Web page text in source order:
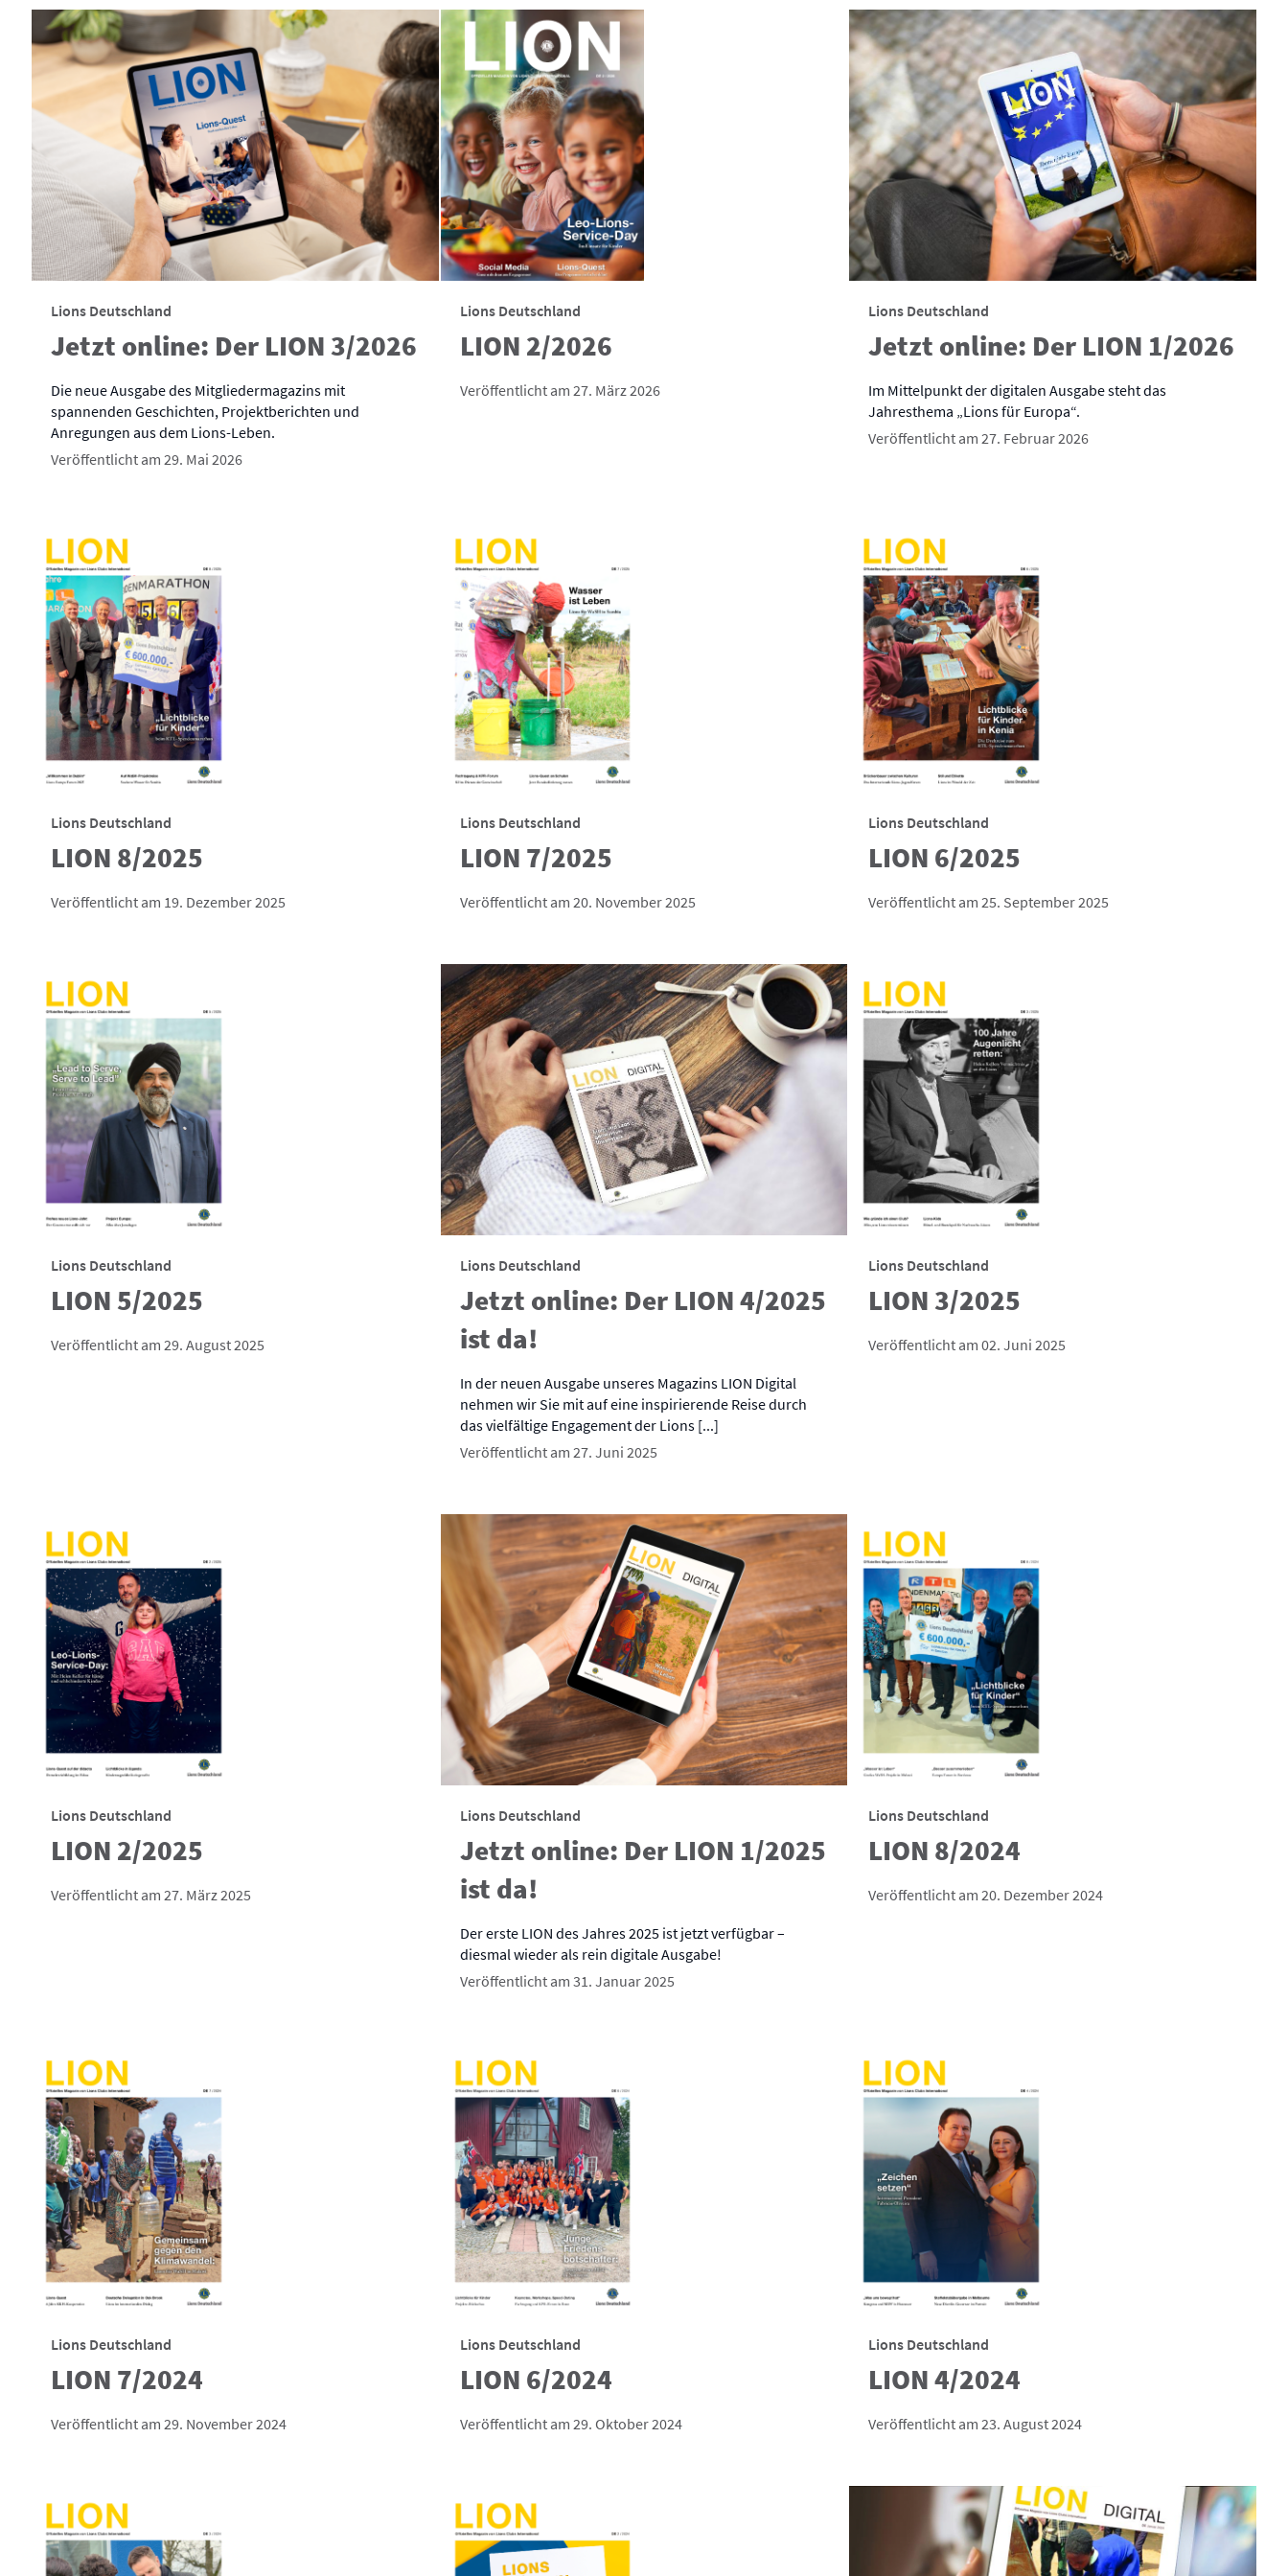
Lions Deutschland
Jetzt online: Der LION 3/2026
Die neue Ausgabe des Mitgliedermagazins mit
spannenden Geschichten, Projektberichten und
Anregungen aus dem Lions-Leben.
Veröffentlicht am 29. Mai 2026
Lions Deutschland
LION 2/2026
Veröffentlicht am 27. März 2026
Lions Deutschland
Jetzt online: Der LION 1/2026
Im Mittelpunkt der digitalen Ausgabe steht das
Jahresthema „Lions für Europa“.
Veröffentlicht am 27. Februar 2026
Lions Deutschland
LION 8/2025
Veröffentlicht am 19. Dezember 2025
Lions Deutschland
LION 7/2025
Veröffentlicht am 20. November 2025
Lions Deutschland
LION 6/2025
Veröffentlicht am 25. September 2025
Lions Deutschland
LION 5/2025
Veröffentlicht am 29. August 2025
Lions Deutschland
Jetzt online: Der LION 4/2025
ist da!
In der neuen Ausgabe unseres Magazins LION Digital
nehmen wir Sie mit auf eine inspirierende Reise durch
das vielfältige Engagement der Lions [...]
Veröffentlicht am 27. Juni 2025
Lions Deutschland
LION 3/2025
Veröffentlicht am 02. Juni 2025
Lions Deutschland
LION 2/2025
Veröffentlicht am 27. März 2025
Lions Deutschland
Jetzt online: Der LION 1/2025
ist da!
Der erste LION des Jahres 2025 ist jetzt verfügbar –
diesmal wieder als rein digitale Ausgabe!
Veröffentlicht am 31. Januar 2025
Lions Deutschland
LION 8/2024
Veröffentlicht am 20. Dezember 2024
Lions Deutschland
LION 7/2024
Veröffentlicht am 29. November 2024
Lions Deutschland
LION 6/2024
Veröffentlicht am 29. Oktober 2024
Lions Deutschland
LION 4/2024
Veröffentlicht am 23. August 2024